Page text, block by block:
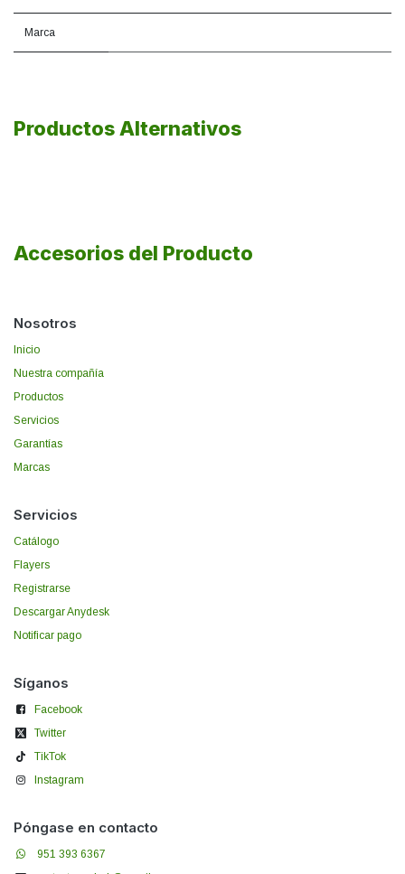
Marca
Productos Alternativos
Accesorios del Producto
Nosotros
Inicio
Nuestra compañía
Productos
Servicios
Garantías
Marcas
Servicios
Catálogo
Flayers
Registrarse
Descargar Anydesk
Notificar pago
Síganos
Facebook
Twitter
TikTok
Instagram
Póngase en contacto
951 393 6367